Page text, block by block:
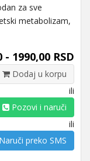
za sve
metabolizam,
- 1990,00 RSD
Dodaj u korpu
ili
Pozovi i naruči
ili
Naruči preko SMS